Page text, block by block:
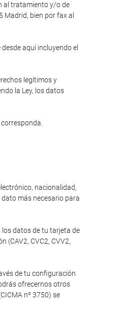
al tratamiento y/o de
Madrid, bien por fax al
aquí incluyendo el
legítimos y
la Ley, los datos
nacionalidad,
más necesario para
datos de tu tarjeta de
(CAV2, CVC2, CVV2,
de tu configuración
ofrecernos otros
nº 3750) se